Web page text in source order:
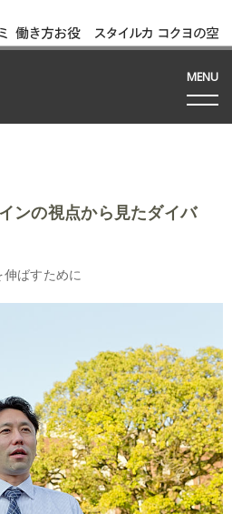
働き方お役
立ち資料
スタイルカ
タログ
コクヨの空
間って!?
MENU
ンの視点から見たダイバ
ばすために